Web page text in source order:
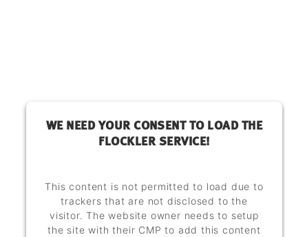
WE NEED YOUR CONSENT TO LOAD THE
FLOCKLER SERVICE!
This content is not permitted to load due to
trackers that are not disclosed to the
visitor. The website owner needs to setup
the site with their CMP to add this content